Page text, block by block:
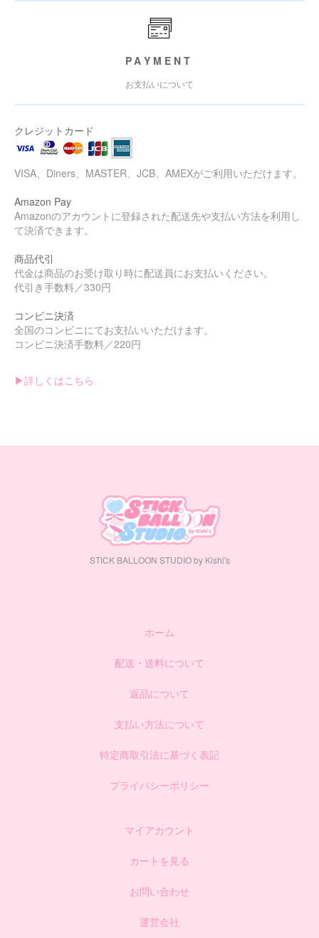
PAYMENT
お支払いについて
クレジットカード
VISA、Diners、MASTER、JCB、AMEXがご利用いただけます。
Amazon Pay
Amazonのアカウントに登録された配送先や支払い方法を利用し
て決済できます。
商品代引
代金は商品のお受け取り時に配送員にお支払いください。
代引き手数料／330円
コンビニ決済
全国のコンビニにてお支払いいただけます。
コンビニ決済手数料／220円
▶︎詳しくはこちら
STICK BALLOON STUDIO by Kishi's
ホーム
配送・送料について
返品について
支払い方法について
特定商取引法に基づく表記
プライバシーポリシー
マイアカウント
カートを見る
お問い合わせ
運営会社